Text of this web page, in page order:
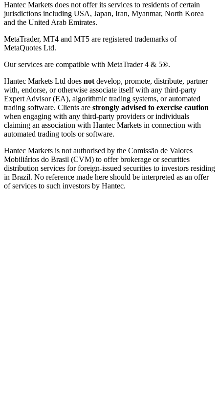
Hantec Markets does not offer its services to residents of certain
jurisdictions including USA, Japan, Iran, Myanmar, North Korea
and the United Arab Emirates.
MetaTrader, MT4 and MT5 are registered trademarks of
MetaQuotes Ltd.
Our services are compatible with MetaTrader 4 & 5®.
Hantec Markets Ltd does notdevelop, promote, distribute, partner
with, endorse, or otherwise associate itself with any third-party
Expert Advisor (EA), algorithmic trading systems, or automated
trading software. Clients are strongly advised to exercise caution
when engaging with any third-party providers or individuals
claiming an association with Hantec Markets in connection with
automated trading tools or software.
Hantec Markets is not authorised by the Comissão de Valores
Mobiliários do Brasil (CVM) to offer brokerage or securities
distribution services for foreign-issued securities to investors residing
in Brazil. No reference made here should be interpreted as an offer
of services to such investors by Hantec.